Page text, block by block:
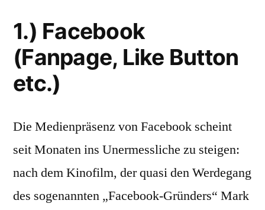
1.) Facebook
(Fanpage, Like Button
etc.)
Die Medienpräsenz von Facebook scheint
seit Monaten ins Unermessliche zu steigen:
nach dem Kinofilm, der quasi den Werdegang
des sogenannten „Facebook-Gründers“ Mark